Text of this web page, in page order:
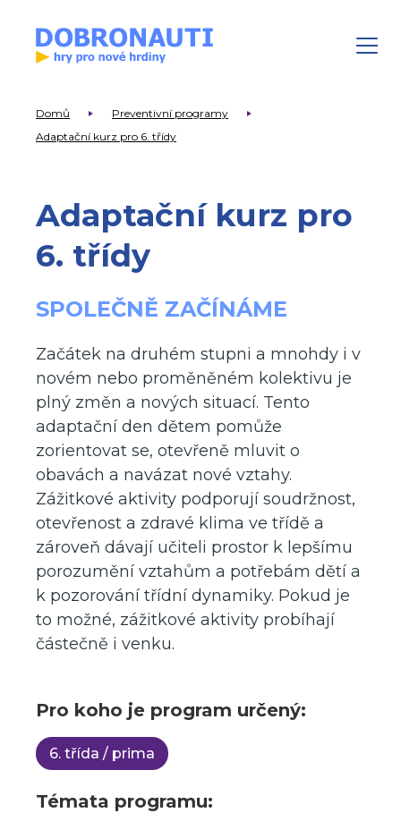
Domů
Preventivní programy
Adaptační kurz pro 6. třídy
Adaptační kurz pro
6. třídy
SPOLEČNĚ ZAČÍNÁME
Začátek na druhém stupni a mnohdy i v
novém nebo proměněném kolektivu je
plný změn a nových situací. Tento
adaptační den dětem pomůže
zorientovat se, otevřeně mluvit o
obavách a navázat nové vztahy.
Zážitkové aktivity podporují soudržnost,
otevřenost a zdravé klima ve třídě a
zároveň dávají učiteli prostor k lepšímu
porozumění vztahům a potřebám dětí a
k pozorování třídní dynamiky. Pokud je
to možné, zážitkové aktivity probíhají
částečně i venku.
Pro koho je program určený:
6. třída / prima
Témata programu: